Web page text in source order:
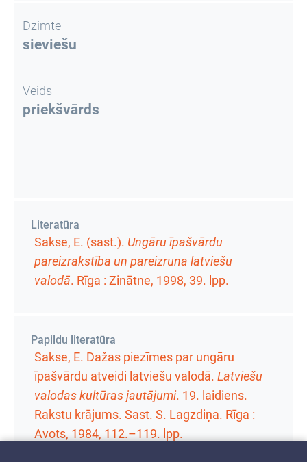
Dzimte
sieviešu
Veids
priekšvārds
Literatūra
Sakse, E. (sast.). Ungāru īpašvārdu
pareizrakstība un pareizruna latviešu
valodā. Rīga : Zinātne, 1998, 39. lpp.
Papildu literatūra
Sakse, E. Dažas piezīmes par ungāru
īpašvārdu atveidi latviešu valodā. Latviešu
valodas kultūras jautājumi. 19. laidiens.
Rakstu krājums. Sast. S. Lagzdiņa. Rīga :
Avots, 1984, 112.–119. lpp.